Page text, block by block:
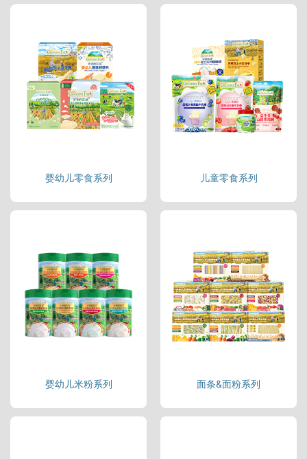
婴幼儿零食系列 儿童零食系列
婴幼儿米粉系列 面条&面粉系列